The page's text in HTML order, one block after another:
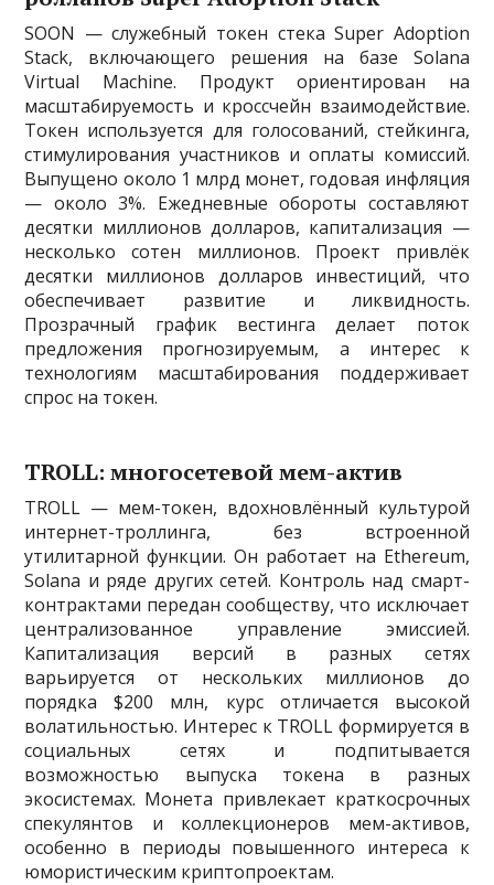
SOON — служебный токен стека Super Adoption
Stack, включающего решения на базе Solana
Virtual Machine. Продукт ориентирован на
масштабируемость и кроссчейн взаимодействие.
Токен используется для голосований, стейкинга,
стимулирования участников и оплаты комиссий.
Выпущено около 1 млрд монет, годовая инфляция
— около 3%. Ежедневные обороты составляют
десятки миллионов долларов, капитализация —
несколько сотен миллионов. Проект привлёк
десятки миллионов долларов инвестиций, что
обеспечивает развитие и ликвидность.
Прозрачный график вестинга делает поток
предложения прогнозируемым, а интерес к
технологиям масштабирования поддерживает
спрос на токен.
TROLL: многосетевой мем-актив
TROLL — мем-токен, вдохновлённый культурой
интернет-троллинга, без встроенной
утилитарной функции. Он работает на Ethereum,
Solana и ряде других сетей. Контроль над смарт-
контрактами передан сообществу, что исключает
централизованное управление эмиссией.
Капитализация версий в разных сетях
варьируется от нескольких миллионов до
порядка $200 млн, курс отличается высокой
волатильностью. Интерес к TROLL формируется в
социальных сетях и подпитывается
возможностью выпуска токена в разных
экосистемах. Монета привлекает краткосрочных
спекулянтов и коллекционеров мем-активов,
особенно в периоды повышенного интереса к
юмористическим криптопроектам.